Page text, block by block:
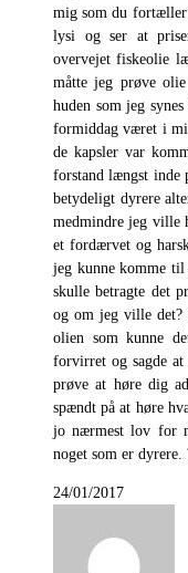
mig som du fortæller
lysi og ser at
overvejet fiskeolie
måtte jeg prøve
huden som jeg
formiddag været i
de kapsler var
forstand længst inde
betydeligt dyrere
medmindre jeg ville
et fordærvet og
jeg kunne komme til
skulle betragte det
og om jeg ville det?
olien som kunne
forvirret og sagde
prøve at høre dig
spændt på at høre
jo nærmest lov for
noget som er dyrere.
24/01/2017